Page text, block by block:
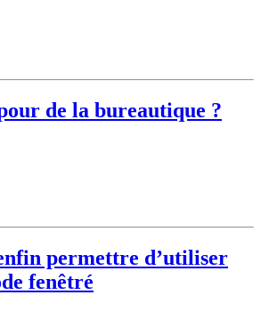
de la bureautique ?
permettre d’utiliser
fenêtré